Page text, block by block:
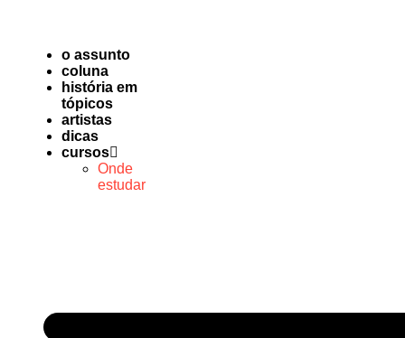
o assunto
coluna
história em
tópicos
artistas
dicas
cursos
Onde
estudar